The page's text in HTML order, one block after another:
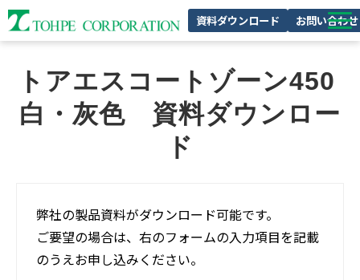
資料ダウンロード お問い合わせ
私たちの強み
企業情報
サスティナビリティ
トアエスコートゾーン450
白・灰色　資料ダウンロー
ド
弊社の製品資料がダウンロード可能です。
ご要望の場合は、右のフォームの入力項目を記載
のうえお申し込みください。